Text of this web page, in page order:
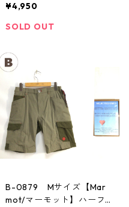
Men's BGOL
¥4,950
SOLD OUT
B-0879 Mサイズ【Mar
mot/マーモット】ハーフ